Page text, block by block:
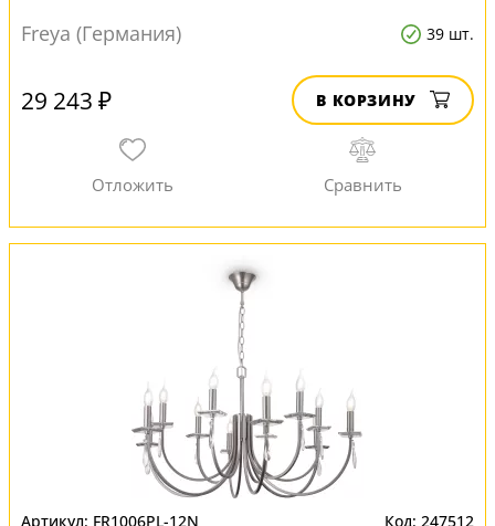
Freya (Германия) 39 шт.
29 243 ₽ В КОРЗИНУ
FR1006PL-12N 247512